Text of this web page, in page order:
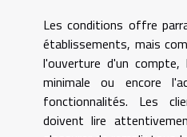
Les conditions offre
établissements, mais
l'ouverture d'un
minimale ou encore
fonctionnalités. Les
doivent lire